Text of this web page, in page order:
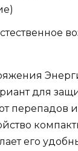
для
перепадов
его